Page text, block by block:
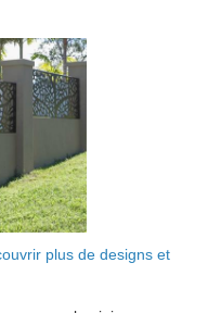
plus de designs et